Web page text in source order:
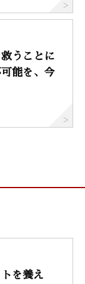
うことに
能を、今
を養え